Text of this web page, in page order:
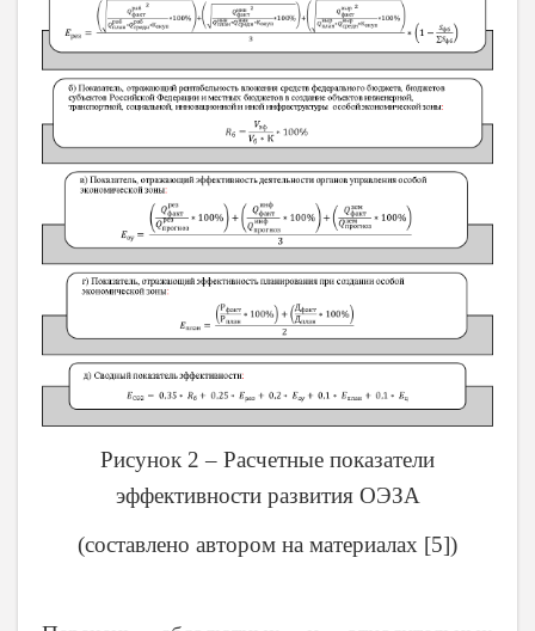
Рисунок 2 – Расчетные показатели
эффективности развития ОЭЗА
(составлено автором на материалах [5])